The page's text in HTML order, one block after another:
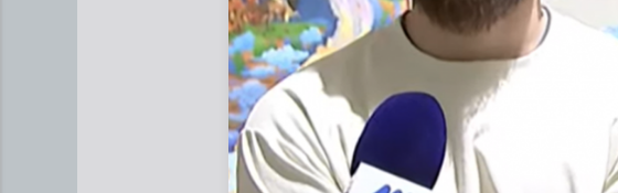
Усны ослоос урьдчилан сэргийлэх эргүүлүүд